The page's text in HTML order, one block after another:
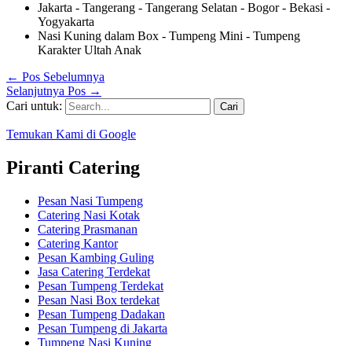
Jakarta - Tangerang - Tangerang Selatan - Bogor - Bekasi -
Yogyakarta
Nasi Kuning dalam Box - Tumpeng Mini - Tumpeng
Karakter Ultah Anak
← Pos Sebelumnya
Selanjutnya Pos →
Cari untuk:
Temukan Kami di Google
Piranti Catering
Pesan Nasi Tumpeng
Catering Nasi Kotak
Catering Prasmanan
Catering Kantor
Pesan Kambing Guling
Jasa Catering Terdekat
Pesan Tumpeng Terdekat
Pesan Nasi Box terdekat
Pesan Tumpeng Dadakan
Pesan Tumpeng di Jakarta
Tumpeng Nasi Kuning